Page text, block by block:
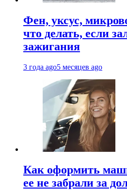
Фен, уксус,
что делать, если
зажигания
3 года ago5 месяцев ago
Как оформить
ее не забрали за